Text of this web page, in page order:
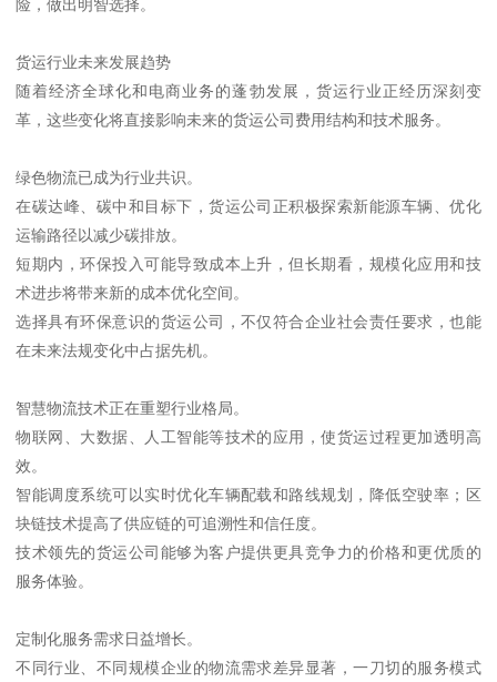
险，做出明智选择。
货运行业未来发展趋势
随着经济全球化和电商业务的蓬勃发展，货运行业正经历深刻变
革，这些变化将直接影响未来的货运公司费用结构和技术服务。
绿色物流已成为行业共识。
在碳达峰、碳中和目标下，货运公司正积极探索新能源车辆、优化
运输路径以减少碳排放。
短期内，环保投入可能导致成本上升，但长期看，规模化应用和技
术进步将带来新的成本优化空间。
选择具有环保意识的货运公司，不仅符合企业社会责任要求，也能
在未来法规变化中占据先机。
智慧物流技术正在重塑行业格局。
物联网、大数据、人工智能等技术的应用，使货运过程更加透明高
效。
智能调度系统可以实时优化车辆配载和路线规划，降低空驶率；区
块链技术提高了供应链的可追溯性和信任度。
技术领先的货运公司能够为客户提供更具竞争力的价格和更优质的
服务体验。
定制化服务需求日益增长。
不同行业、不同规模企业的物流需求差异显著，一刀切的服务模式